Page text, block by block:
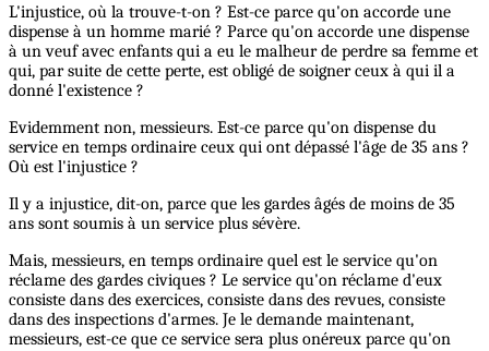
L'injustice, où la trouve-t-on ? Est-ce parce qu'on accorde une
dispense à un homme marié ? Parce qu'on accorde une dispense
à un veuf avec enfants qui a eu le malheur de perdre sa femme et
qui, par suite de cette perte, est obligé de soigner ceux à qui il a
donné l'existence ?
Evidemment non, messieurs. Est-ce parce qu'on dispense du
service en temps ordinaire ceux qui ont dépassé l'âge de 35 ans ?
Où est l'injustice ?
Il y a injustice, dit-on, parce que les gardes âgés de moins de 35
ans sont soumis à un service plus sévère.
Mais, messieurs, en temps ordinaire quel est le service qu'on
réclame des gardes civiques ? Le service qu'on réclame d'eux
consiste dans des exercices, consiste dans des revues, consiste
dans des inspections d'armes. Je le demande maintenant,
messieurs, est-ce que ce service sera plus onéreux parce qu'on